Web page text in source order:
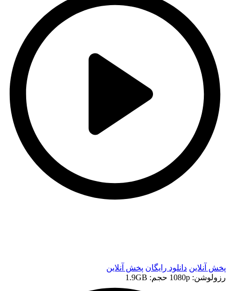
پخش آنلاین دانلود رایگان پخش آنلاین
رزولوشن: 1080p
حجم: 1.9GB